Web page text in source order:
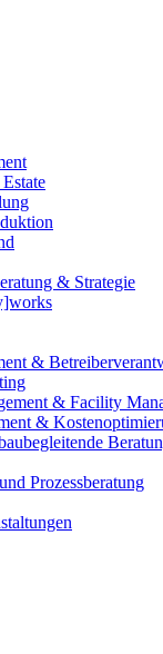
& Strategie
&
& Facility
&
Prozessberatung